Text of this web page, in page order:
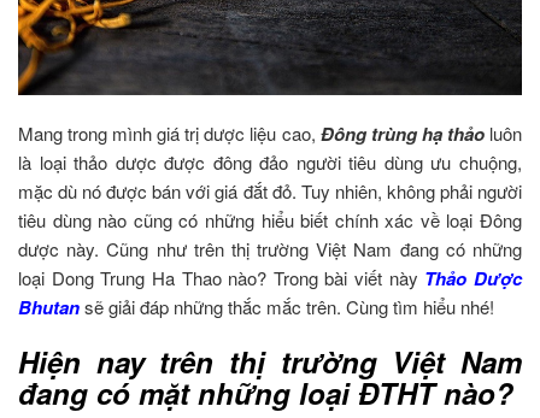
Mang trong mình giá trị dược liệu cao, Đông trùng hạ thảoluôn
là loại thảo dược được đông đảo người tiêu dùng ưu chuộng,
mặc dù nó được bán với giá đắt đỏ. Tuy nhiên, không phải người
tiêu dùng nào cũng có những hiểu biết chính xác về loại Đông
dược này. Cũng như trên thị trường Việt Nam đang có những
loại Dong Trung Ha Thao nào? Trong bài viết này Thảo Dược
Bhutansẽ giải đáp những thắc mắc trên. Cùng tìm hiểu nhé!
Hiện nay trên thị trường Việt Nam
đang có mặt những loại ĐTHT nào?